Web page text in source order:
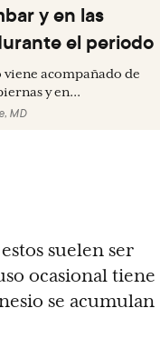
y en las
el periodo
acompañado de
y en...
MD
suelen ser
ocasional tiene
se acumulan